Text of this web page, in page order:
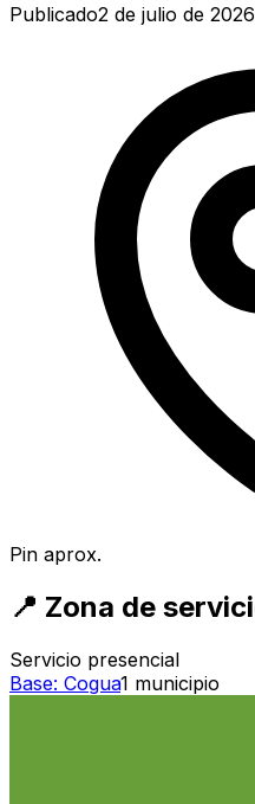
Publicado2 de julio de 2026
Pin aprox.
📍 Zona de
Servicio presencial
Base: Cogua1 municipio